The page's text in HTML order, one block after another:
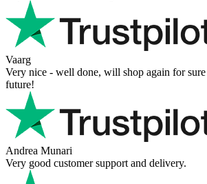
Vaarg
Very nice - well done, will shop again for
future!
Andrea Munari
Very good customer support and delivery.